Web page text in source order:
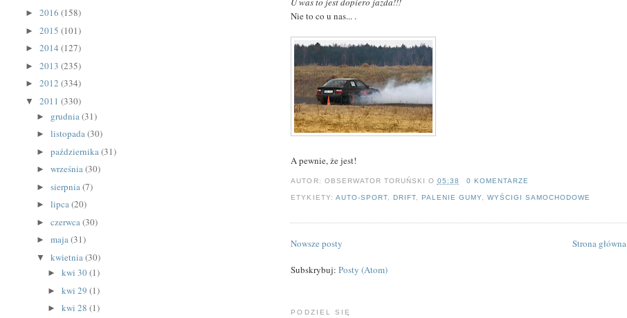
Nie to co u nas... .
A pewnie, że jest!
AUTOR: OBSERWATOR TORUŃSKI O 05:38 0 KOMENTARZE
ETYKIETY: AUTO-SPORT, DRIFT, PALENIE GUMY ,WYŚCIGI SAMOCHODOWE
Nowsze posty Strona główna
Subskrybuj:Posty (Atom)
PODZIEL SIĘ
►2016(158)
►2015(101)
►2014(127)
►2013(235)
►2012(334)
▼2011(330)
► grudnia(31)
►listopada(30)
►października(31)
►września(30)
►sierpnia(7)
►lipca(20)
►czerwca(30)
►maja(31)
▼kwietnia(30)
► kwi 30(1)
► kwi 29 (1)
► kwi 28 (1)